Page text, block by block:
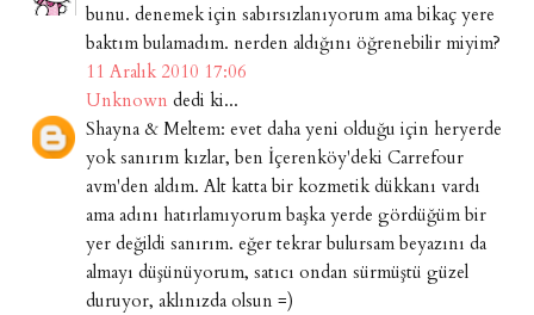
bunu. denemek için sabırsızlanıyorum ama bikaç yere
baktım bulamadım. nerden aldığını öğrenebilir miyim?
11 Aralık 2010 17:06
Unknown dedi ki...
Shayna & Meltem: evet daha yeni olduğu için heryerde
yok sanırım kızlar, ben İçerenköy'deki Carrefour
avm'den aldım. Alt katta bir kozmetik dükkanı vardı
ama adını hatırlamıyorum başka yerde gördüğüm bir
yer değildi sanırım. eğer tekrar bulursam beyazını da
almayı düşünüyorum, satıcı ondan sürmüştü güzel
duruyor, aklınızda olsun =)